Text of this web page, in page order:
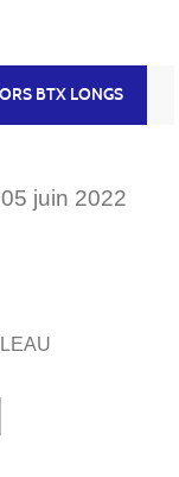
BTX LONGS
05 juin 2022